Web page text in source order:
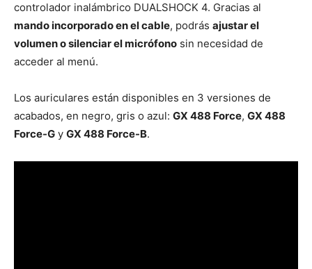
controlador inalámbrico DUALSHOCK 4. Gracias al
mando incorporado en el cable, podrás ajustar el
volumen o silenciar el micrófono sin necesidad de
acceder al menú.
Los auriculares están disponibles en 3 versiones de
acabados, en negro, gris o azul: GX 488 Force, GX 488
Force-G y GX 488 Force-B.